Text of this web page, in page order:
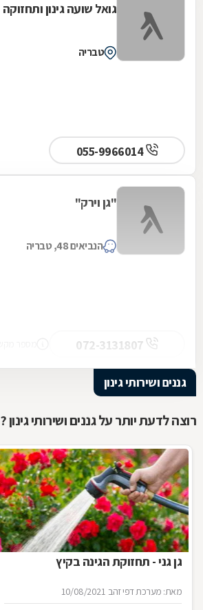
גואל שועה גינון ותחזוקה
טבריה
055-9966014
"גן וירק"
הנביאים 48, טבריה
גננים ושירותי גינון
רוצה לדעת יותר על גננים ושירותי גינון ?
גן גני - תחזוקת הגינה בקיץ
מאת: מערכת דפי זהב 10/08/2021